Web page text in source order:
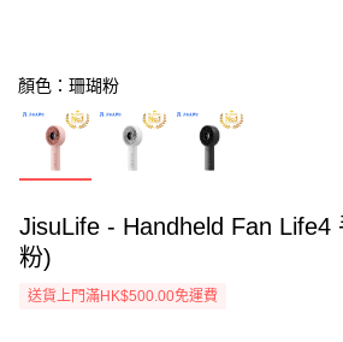
顏色：珊瑚粉
JisuLife - Handheld Fan Life4
粉)
送貨上門滿HK$500.00免運費